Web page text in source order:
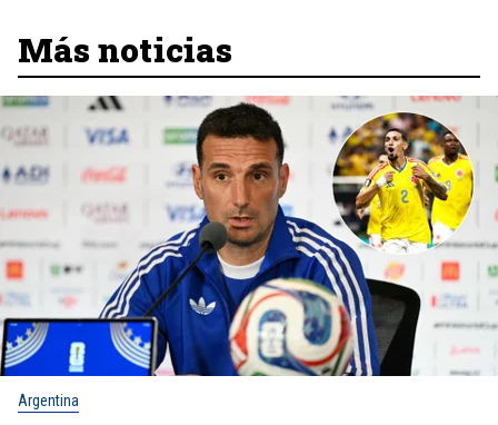
Más noticias
Argentina